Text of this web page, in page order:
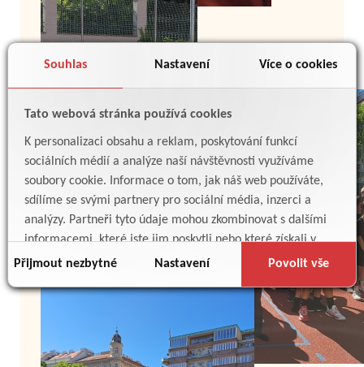
Souhlas Nastavení Více o cookies
Tato webová stránka používá cookies
K personalizaci obsahu a reklam, poskytování funkcí
sociálních médií a analýze naší návštěvnosti využíváme
soubory cookie. Informace o tom, jak náš web používáte,
sdílíme se svými partnery pro sociální média, inzerci a
analýzy. Partneři tyto údaje mohou zkombinovat s dalšími
informacemi, které jste jim poskytli nebo které získali v
důsledku toho, že používáte jejich služby.
Přijmout nezbytné Nastavení Povolit vše